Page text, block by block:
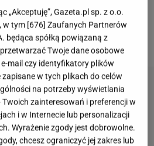
lub kiedy nie jesz
również wykorzystać
.
„Akceptuję”, Gazeta.pl sp. z o.o.
w tym [676] Zaufanych Partnerów
będąca spółką powiązaną z
Twoje dane osobowe
mail czy identyfikatory plików
w tych plikach do celów
na potrzeby wyświetlania
zainteresowań i preferencji w
i w Internecie lub personalizacji
Wyrażenie zgody jest dobrowolne.
chcesz ograniczyć jej zakres lub